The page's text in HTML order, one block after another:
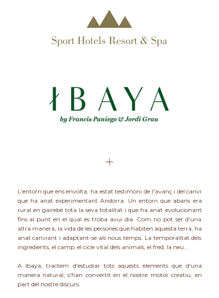
L'entorn que ens envolta, ha estat testimoni de l'avanç i del canvi
que ha anat experimentant Andorra. Un entorn que abans era
rural en gairebé tota la seva totalitat i que ha anat evolucionant
fins al punt en el qual es troba avui dia. Com no pot ser d'una
altra manera, la vida de les persones que habiten aquesta terra, ha
anat canviant i adaptant-se als nous temps. La temporalitat dels
ingredients, el camp, el cicle vital dels animals, el fred, la neu…
A Ibaya, tractem d'estudiar tots aquests elements que d'una
manera natural, s'han convertit en el nostre motor creatiu, en
part del nostre discurs.